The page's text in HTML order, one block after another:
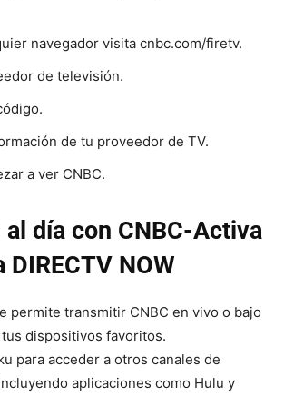
navegador visita cnbc.com/firetv.
de televisión.
de tu proveedor de TV.
a ver CNBC.
día con CNBC-Activa
DIRECTV NOW
permite transmitir CNBC en vivo o bajo
dispositivos favoritos.
para acceder a otros canales de
aplicaciones como Hulu y